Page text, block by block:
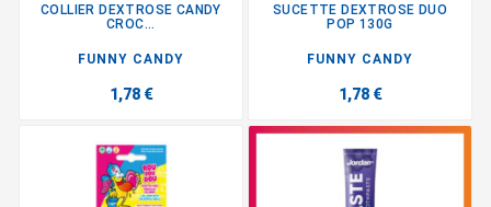
COLLIER DEXTROSE CANDY
CROC...
FUNNY CANDY
1,78 €
SUCETTE DEXTROSE DUO
POP 130G
FUNNY CANDY
1,78 €